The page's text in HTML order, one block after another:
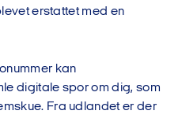
erstattet med en
kan
digitale spor om dig, som
Fra udlandet er der